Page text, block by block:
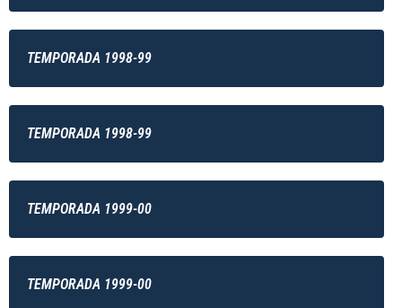
TEMPORADA 1998-99
TEMPORADA 1998-99
TEMPORADA 1999-00
TEMPORADA 1999-00